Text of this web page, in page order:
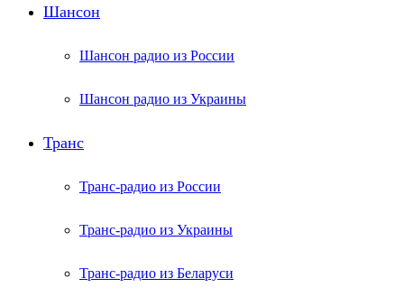
Шансон
Шансон радио из России
Шансон радио из Украины
Транс
Транс-радио из России
Транс-радио из Украины
Транс-радио из Беларуси